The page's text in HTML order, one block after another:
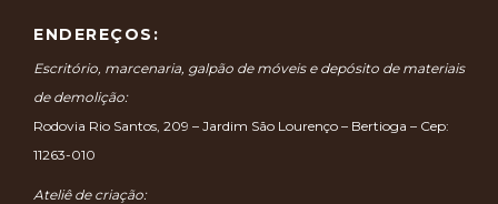
ENDEREÇOS:
Escritório, marcenaria, galpão de móveis e depósito de materiais
de demolição:
Rodovia Rio Santos, 209 – Jardim São Lourenço – Bertioga – Cep:
11263-010
Ateliê de criação: